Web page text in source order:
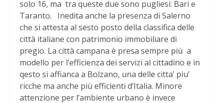
solo 16, ma tra queste due sono pugliesi: Bari e
Taranto. Inedita anche la presenza di Salerno
che si attesta al sesto posto della classifica delle
città italiane con patrimonio immobiliare di
pregio. La città campana è presa sempre più a
modello per l’efficienza dei servizi al cittadino e in
qesto si affianca a Bolzano, una delle citta’ piu’
ricche ma anche più efficienti d’Italia. Minore
attenzione per l’ambiente urbano è invece